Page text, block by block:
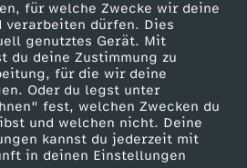
für welche Zwecke wir deine
verarbeiten dürfen. Dies
genutztes Gerät. Mit
du deine Zustimmung zu
für die wir deine
Oder du legst unter
fest, welchen Zwecken du
und welchen nicht. Deine
kannst du jederzeit mit
in deinen Einstellungen